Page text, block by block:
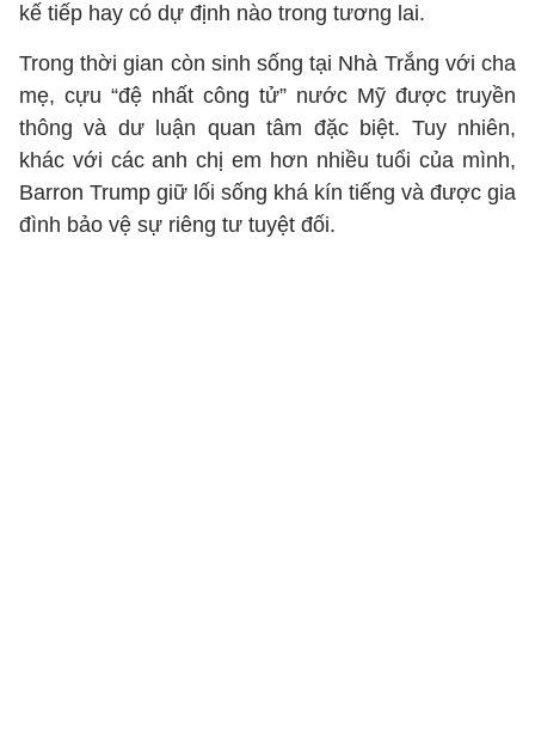
kế tiếp hay có dự định nào trong tương lai.
Trong thời gian còn sinh sống tại Nhà Trắng với cha
mẹ, cựu “đệ nhất công tử” nước Mỹ được truyền
thông và dư luận quan tâm đặc biệt. Tuy nhiên,
khác với các anh chị em hơn nhiều tuổi của mình,
Barron Trump giữ lối sống khá kín tiếng và được gia
đình bảo vệ sự riêng tư tuyệt đối.